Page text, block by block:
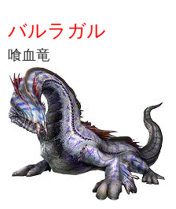
バルラガル
喰血竜